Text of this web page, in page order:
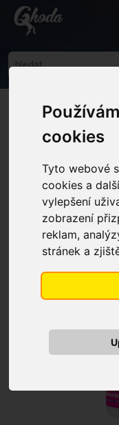
cookies
Tyto webové
cookies a
vylepšení
zobrazení
reklam,
stránek a
k pískové kolice s probiotiky,
Sand gard
pískové
psylliem a
1,2kg